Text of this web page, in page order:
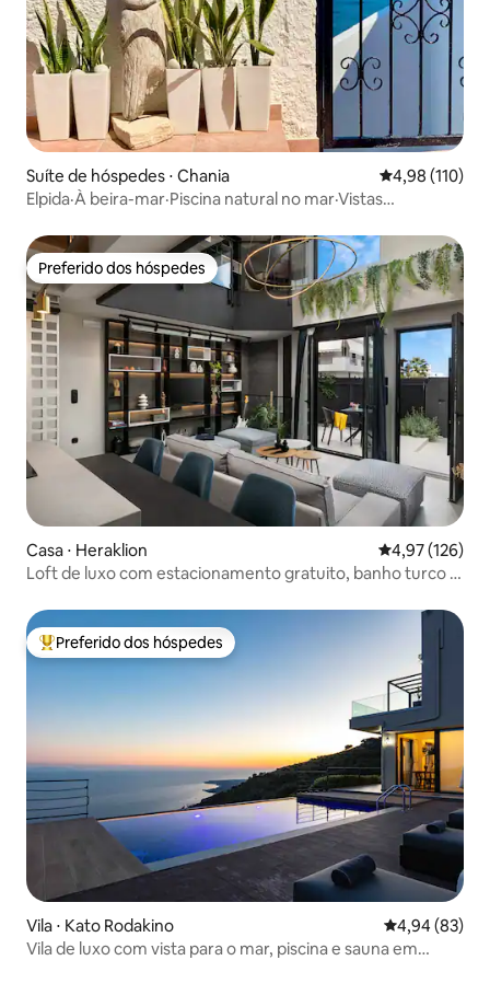
Suíte de hóspedes ⋅ Chania 4,98 de uma
4,98 (110)
Elpida·À beira-mar·Piscina natural no mar·Vistas
Preferido dos hóspedes
Preferido dos hóspedes
Casa ⋅ Heraklion 4,97 de uma
4,97 (126)
Loft de luxo com estacionamento gratuito, banho turco e
Entre os melhores preferidos dos hóspedes
Preferido dos hóspedes
Vila ⋅ Kato Rodakino 4,94 de uma
4,94 (83)
Vila de luxo com vista para o mar, piscina e sauna em